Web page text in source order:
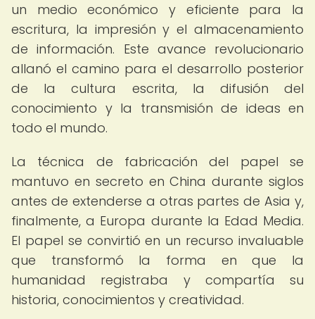
un medio económico y eficiente para la
escritura, la impresión y el almacenamiento
de información. Este avance revolucionario
allanó el camino para el desarrollo posterior
de la cultura escrita, la difusión del
conocimiento y la transmisión de ideas en
todo el mundo.
La técnica de fabricación del papel se
mantuvo en secreto en China durante siglos
antes de extenderse a otras partes de Asia y,
finalmente, a Europa durante la Edad Media.
El papel se convirtió en un recurso invaluable
que transformó la forma en que la
humanidad registraba y compartía su
historia, conocimientos y creatividad.